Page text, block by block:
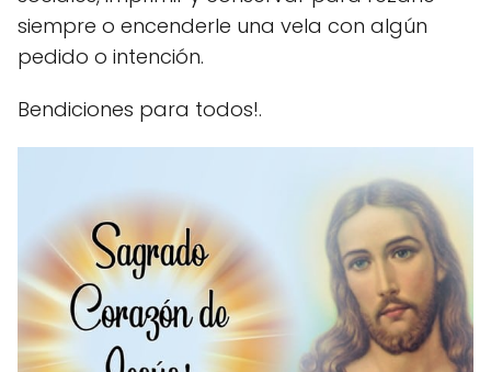
siempre o encenderle una vela con algún
pedido o intención.
Bendiciones para todos!.